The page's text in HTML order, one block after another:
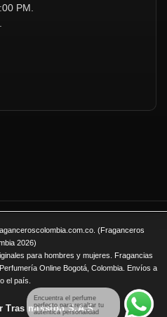
PM.
Encuentra el perfume
perfecto para resaltar tu
auténtica personalidad
(Fraganceros
2026)
para hombres y mujeres. Fragancias
Online Bogotá, Colombia. Envíos a
el país.
Tras mission S.A.S